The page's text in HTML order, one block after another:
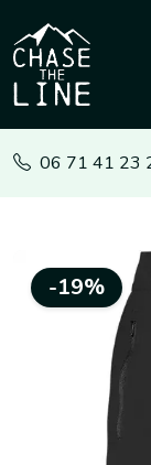
06 71 41 23
-19%